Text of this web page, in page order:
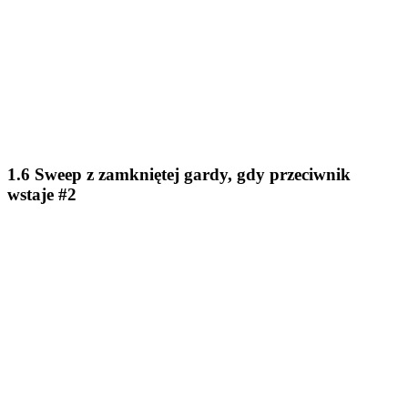
1.6 Sweep z zamkniętej gardy, gdy przeciwnik
wstaje #2